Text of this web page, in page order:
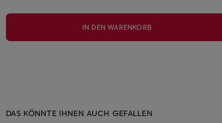
IN DEN WARENKORB
DAS KÖNNTE IHNEN AUCH GEFALLEN